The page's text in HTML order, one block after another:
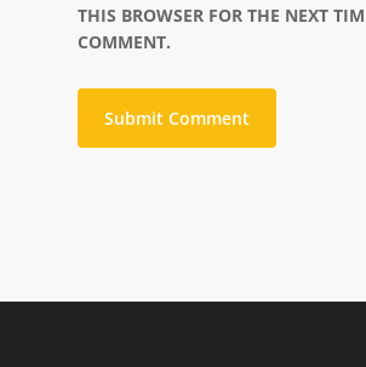
THIS BROWSER FOR THE NEXT
COMMENT.